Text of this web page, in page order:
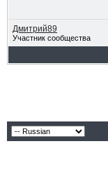
Дмитрий89
Участник сообщества